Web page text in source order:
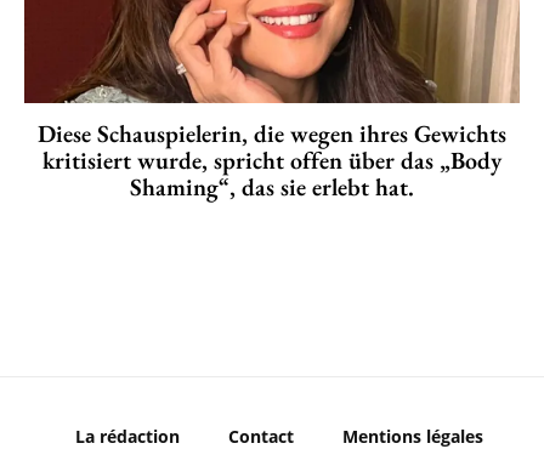
Diese Schauspielerin, die wegen ihres Gewichts
kritisiert wurde, spricht offen über das „Body
Shaming“, das sie erlebt hat.
La rédaction Contact Mentions légales